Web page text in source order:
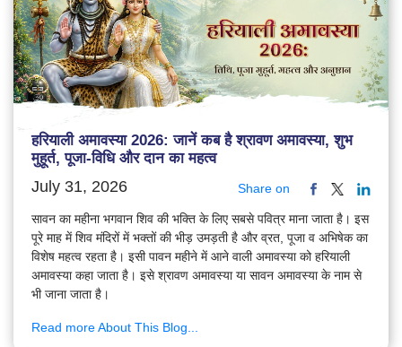
हरियाली अमावस्या 2026: जानें कब है श्रावण अमावस्या, शुभ
मुहूर्त, पूजा-विधि और दान का महत्व
July 31, 2026 Share on
सावन का महीना भगवान शिव की भक्ति के लिए सबसे पवित्र माना जाता है। इस
पूरे माह में शिव मंदिरों में भक्तों की भीड़ उमड़ती है और व्रत, पूजा व अभिषेक का
विशेष महत्व रहता है। इसी पावन महीने में आने वाली अमावस्या को हरियाली
अमावस्या कहा जाता है। इसे श्रावण अमावस्या या सावन अमावस्या के नाम से
भी जाना जाता है।
Read more About This Blog...